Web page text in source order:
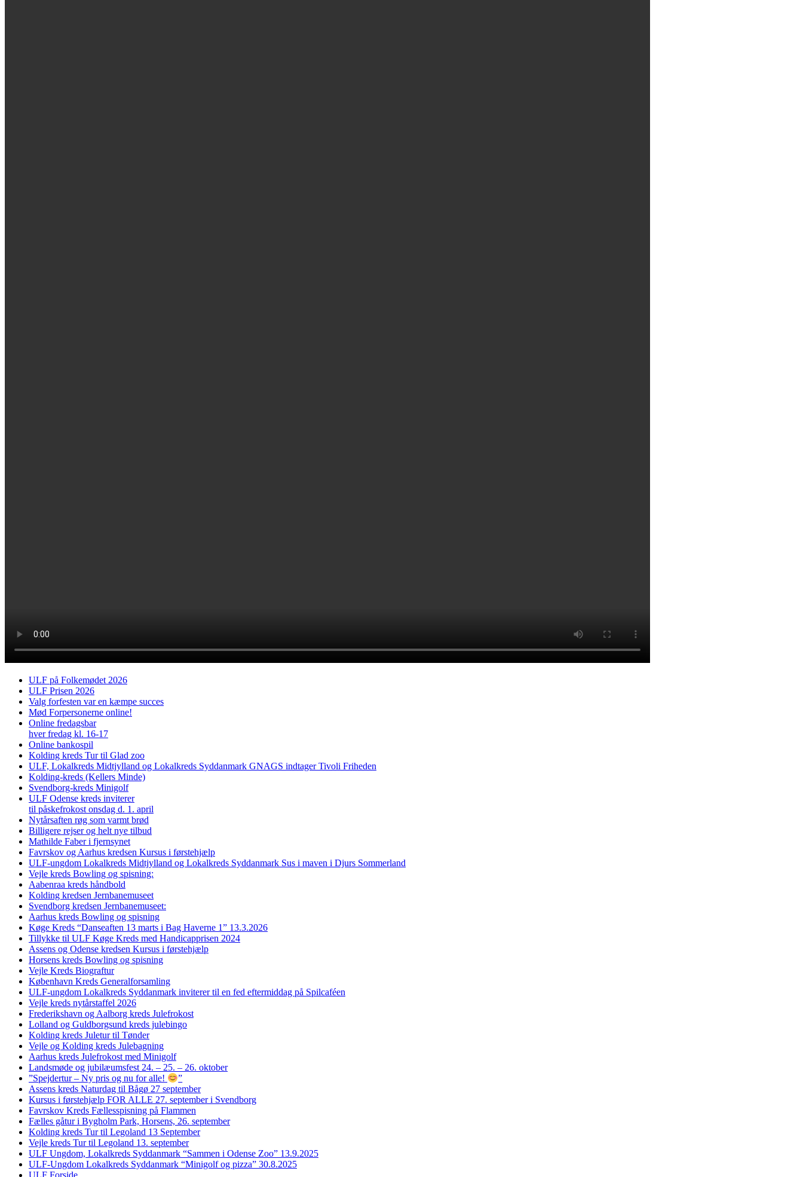
ULF på Folkemødet 2026
ULF Prisen 2026
Valg forfesten var en kæmpe succes
Mød Forpersonerne online!
Online fredagsbar
hver fredag kl. 16-17
Online bankospil
Kolding kreds Tur til Glad zoo
ULF, Lokalkreds Midtjylland og Lokalkreds Syddanmark GNAGS indtager Tivoli Friheden
Kolding-kreds (Kellers Minde)
Svendborg-kreds Minigolf
ULF Odense kreds inviterer
til påskefrokost onsdag d. 1. april
Nytårsaften røg som varmt brød
Billigere rejser og helt nye tilbud
Mathilde Faber i fjernsynet
Favrskov og Aarhus kredsen Kursus i førstehjælp
ULF-ungdom Lokalkreds Midtjylland og Lokalkreds Syddanmark Sus i maven i Djurs Sommerland
Vejle kreds Bowling og spisning:
Aabenraa kreds håndbold
Kolding kredsen Jernbanemuseet
Svendborg kredsen Jernbanemuseet:
Aarhus kreds Bowling og spisning
Køge Kreds “Danseaften 13 marts i Bag Haverne 1” 13.3.2026
Tillykke til ULF Køge Kreds med Handicapprisen 2024
Assens og Odense kredsen Kursus i førstehjælp
Horsens kreds Bowling og spisning
Vejle Kreds Biograftur
København Kreds Generalforsamling
ULF-ungdom Lokalkreds Syddanmark inviterer til en fed eftermiddag på Spilcaféen
Vejle kreds nytårstaffel 2026
Frederikshavn og Aalborg kreds Julefrokost
Lolland og Guldborgsund kreds julebingo
Kolding kreds Juletur til Tønder
Vejle og Kolding kreds Julebagning
Aarhus kreds Julefrokost med Minigolf
Landsmøde og jubilæumsfest 24. – 25. – 26. oktober
”Spejdertur – Ny pris og nu for alle!
”
Assens kreds Naturdag til Bågø 27 september
Kursus i førstehjælp FOR ALLE 27. september i Svendborg
Favrskov Kreds Fællesspisning på Flammen
Fælles gåtur i Bygholm Park, Horsens, 26. september
Kolding kreds Tur til Legoland 13 September
Vejle kreds Tur til Legoland 13. september
ULF Ungdom, Lokalkreds Syddanmark “Sammen i Odense Zoo” 13.9.2025
ULF-Ungdom Lokalkreds Syddanmark “Minigolf og pizza” 30.8.2025